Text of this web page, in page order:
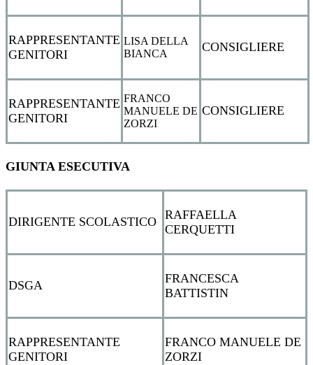
RAPPRESENTANTE
GENITORI
LISA DELLA
BIANCA
CONSIGLIERE
RAPPRESENTANTE
GENITORI
FRANCO
MANUELE DE
ZORZI
CONSIGLIERE
GIUNTA ESECUTIVA
DIRIGENTE SCOLASTICO RAFFAELLA
CERQUETTI
DSGA
FRANCESCA
BATTISTIN
RAPPRESENTANTE
GENITORI
FRANCO MANUELE DE
ZORZI